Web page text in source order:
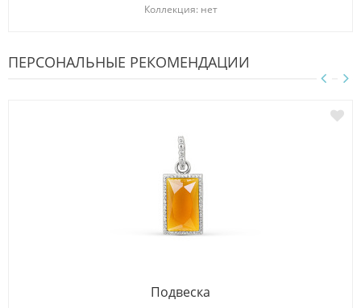
Коллекция: нет
ПЕРСОНАЛЬНЫЕ РЕКОМЕНДАЦИИ
Подвеска